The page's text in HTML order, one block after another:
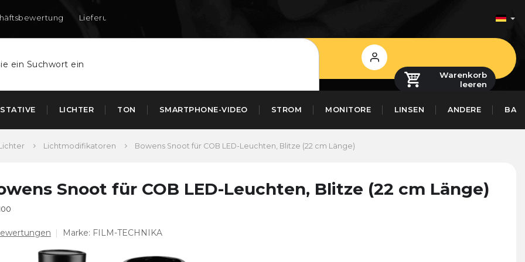
Lieferung nach DE und AT
Login
Warenkorb
leeren
STATIVE LICHTER TON SMARTPHONE-VIDEO STROM MONITORE LINSEN ANDERE
Lichtmodifikatoren Bowens Snoot für COB LED-Leuchten, Blitze (22 cm Länge)
Snoot für COB LED-Leuchten, Blitze (22 cm Länge)
Marke: FILM-TECHNIKA